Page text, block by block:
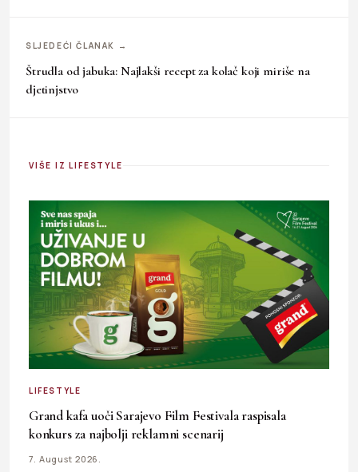
SLJEDEĆI ČLANAK →
Štrudla od jabuka: Najlakši recept za kolač koji miriše na
djetinjstvo
VIŠE IZ LIFESTYLE
LIFESTYLE
Grand kafa uoči Sarajevo Film Festivala raspisala
konkurs za najbolji reklamni scenarij
7. August 2026.